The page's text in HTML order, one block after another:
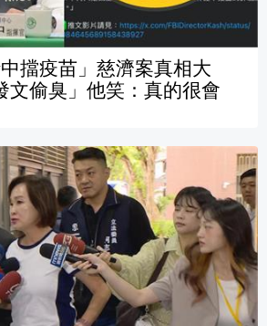
擋疫苗」慈濟案真相大
文偷臭」他笑：真的很會